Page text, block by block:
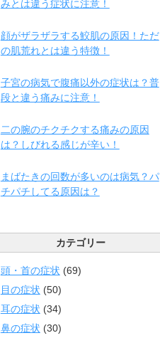
みとは違う症状に注意！
顔がザラザラする鮫肌の原因！ただ
の肌荒れとは違う特徴！
子宮の病気で腹痛以外の症状は？普
段と違う痛みに注意！
二の腕のチクチクする痛みの原因
は？しびれる感じが辛い！
まばたきの回数が多いのは病気？パ
チパチしてる原因は？
カテゴリー
頭・首の症状 (69)
目の症状 (50)
耳の症状 (34)
鼻の症状 (30)